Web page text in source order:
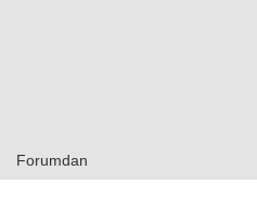
Forumdan